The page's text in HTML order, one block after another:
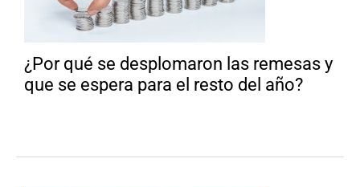
¿Por qué se desplomaron las remesas y
que se espera para el resto del año?